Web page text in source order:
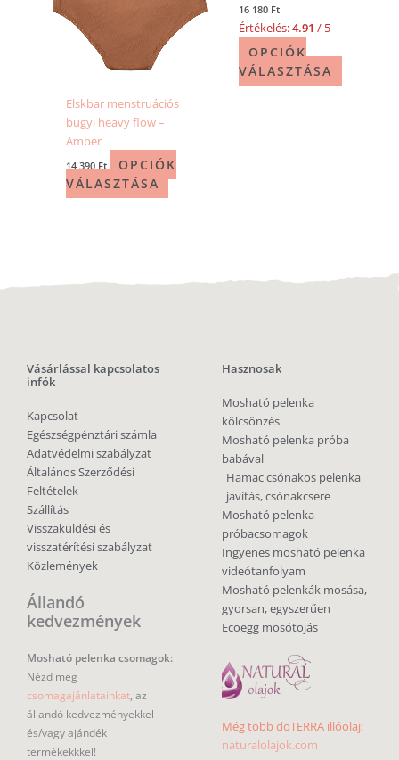
Elskbar menstruációs
bugyi heavy flow –
Amber
14 390Ft
OPCIÓK
VÁLASZTÁSA
16 180 Ft
Értékelés:4.91 / 5
OPCIÓK
VÁLASZTÁSA
Vásárlással kapcsolatos
infók
Kapcsolat
Egészségpénztári számla
Adatvédelmi szabályzat
Általános Szerződési
Feltételek
Szállítás
Visszaküldési és
visszatérítési szabályzat
Közlemények
Állandó
kedvezmények
Mosható pelenka csomagok:
Nézd meg
csomagajánlatainkat, az
állandó kedvezményekkel
és/vagy ajándék
termékekkkel!
Hasznosak
Mosható pelenka
kölcsönzés
Mosható pelenka próba
babával
Hamac csónakos pelenka
javítás, csónakcsere
Mosható pelenka
próbacsomagok
Ingyenes mosható pelenka
videótanfolyam
Mosható pelenkák mosása,
gyorsan, egyszerűen
Ecoegg mosótojás
Még több doTERRA illóolaj:
naturalolajok.com